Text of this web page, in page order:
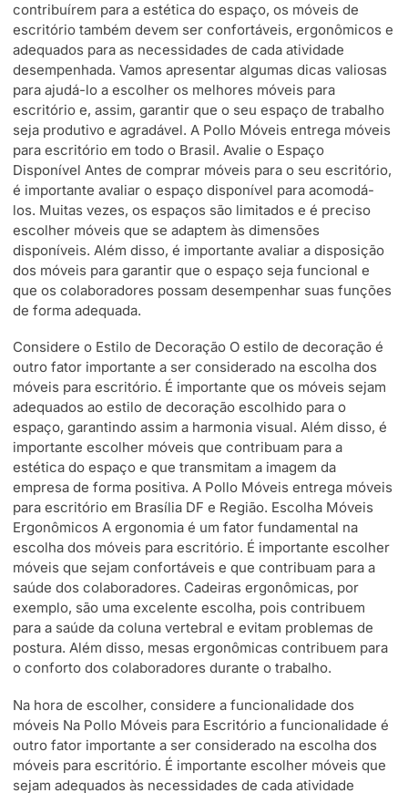
contribuírem para a estética do espaço, os móveis de
escritório também devem ser confortáveis, ergonômicos e
adequados para as necessidades de cada atividade
desempenhada. Vamos apresentar algumas dicas valiosas
para ajudá-lo a escolher os melhores móveis para
escritório e, assim, garantir que o seu espaço de trabalho
seja produtivo e agradável. A Pollo Móveis entrega móveis
para escritório em todo o Brasil. Avalie o Espaço
Disponível Antes de comprar móveis para o seu escritório,
é importante avaliar o espaço disponível para acomodá-
los. Muitas vezes, os espaços são limitados e é preciso
escolher móveis que se adaptem às dimensões
disponíveis. Além disso, é importante avaliar a disposição
dos móveis para garantir que o espaço seja funcional e
que os colaboradores possam desempenhar suas funções
de forma adequada.
Considere o Estilo de Decoração O estilo de decoração é
outro fator importante a ser considerado na escolha dos
móveis para escritório. É importante que os móveis sejam
adequados ao estilo de decoração escolhido para o
espaço, garantindo assim a harmonia visual. Além disso, é
importante escolher móveis que contribuam para a
estética do espaço e que transmitam a imagem da
empresa de forma positiva. A Pollo Móveis entrega móveis
para escritório em Brasília DF e Região. Escolha Móveis
Ergonômicos A ergonomia é um fator fundamental na
escolha dos móveis para escritório. É importante escolher
móveis que sejam confortáveis e que contribuam para a
saúde dos colaboradores. Cadeiras ergonômicas, por
exemplo, são uma excelente escolha, pois contribuem
para a saúde da coluna vertebral e evitam problemas de
postura. Além disso, mesas ergonômicas contribuem para
o conforto dos colaboradores durante o trabalho.
Na hora de escolher, considere a funcionalidade dos
móveis Na Pollo Móveis para Escritório a funcionalidade é
outro fator importante a ser considerado na escolha dos
móveis para escritório. É importante escolher móveis que
sejam adequados às necessidades de cada atividade